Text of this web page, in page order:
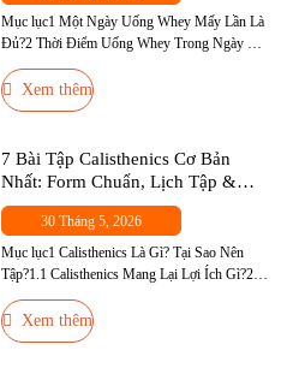
Mục lục1 Một Ngày Uống Whey Mấy Lần Là
Đủ?2 Thời Điểm Uống Whey Trong Ngày —
(Quan Trọng Nhất) — Sau Tập2.2 Thời Điểm
2 — Buổi Sáng (Nếu Cần)2.3 Thời Điểm 3 —
Thời Điểm 4 — Giữa Các […]
Xem thêm
7 Bài Tập Calisthenics Cơ Bản
Nhất: Form Chuẩn, Lịch Tập &
Dinh Dưỡng Hỗ Trợ
30 Tháng 5, 2026
Mục lục1 Calisthenics Là Gì? Tại Sao Nên
Tập?1.1 Calisthenics Mang Lại Lợi Ích Gì?2 7
Push-Up (Chống Đẩy)2.2 Bài 2 — Pull-Up
(Hít Xà)2.3 Bài 3 — Squat2.4 Bài 4 — Dip
Xem thêm